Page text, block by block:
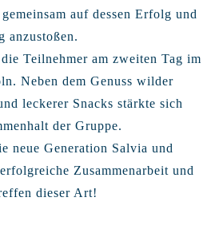
auf dessen Erfolg und
anzustoßen.
Teilnehmer am zweiten Tag im
Neben dem Genuss wilder
leckerer Snacks stärkte sich
der Gruppe.
neue Generation Salvia und
Zusammenarbeit und
dieser Art!